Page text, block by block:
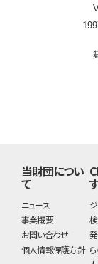
当財団につい
て
ニュース
事業概要
お問い合わせ
個人情報保護方針